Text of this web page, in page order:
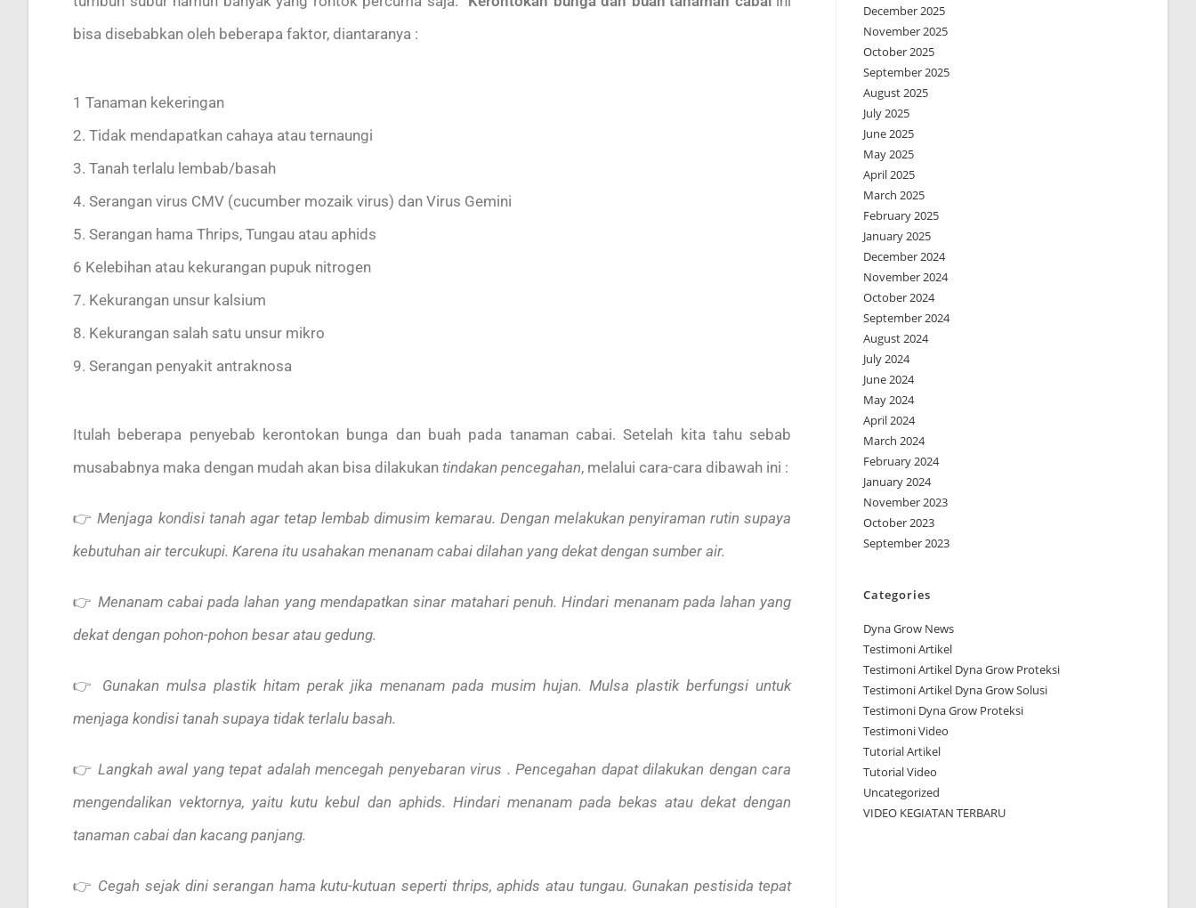
bisa disebabkan oleh beberapa faktor, diantaranya :
1 Tanaman kekeringan
2. Tidak mendapatkan cahaya atau ternaungi
3. Tanah terlalu lembab/basah
4. Serangan virus CMV (cucumber mozaik virus) dan Virus Gemini
5. Serangan hama Thrips, Tungau atau aphids
6 Kelebihan atau kekurangan pupuk nitrogen
7. Kekurangan unsur kalsium
8. Kekurangan salah satu unsur mikro
9. Serangan penyakit antraknosa
Itulah beberapa penyebab kerontokan bunga dan buah pada tanaman cabai. Setelah kita tahu sebab
musababnya maka dengan mudah akan bisa dilakukan tindakan pencegahan, melalui cara-cara dibawah ini :
👉Menjaga kondisi tanah agar tetap lembab dimusim kemarau. Dengan melakukan penyiraman rutin supaya
kebutuhan air tercukupi. Karena itu usahakan menanam cabai dilahan yang dekat dengan sumber air.
👉 Menanam cabai pada lahan yang mendapatkan sinar matahari penuh. Hindari menanam pada lahan yang
dekat dengan pohon-pohon besar atau gedung.
👉 Gunakan mulsa plastik hitam perak jika menanam pada musim hujan. Mulsa plastik berfungsi untuk
menjaga kondisi tanah supaya tidak terlalu basah.
👉 Langkah awal yang tepat adalah mencegah penyebaran virus . Pencegahan dapat dilakukan dengan cara
mengendalikan vektornya, yaitu kutu kebul dan aphids. Hindari menanam pada bekas atau dekat dengan
tanaman cabai dan kacang panjang.
👉 Cegah sejak dini serangan hama kutu-kutuan seperti thrips, aphids atau tungau. Gunakan pestisida tepat
December 2025
November 2025
October 2025
September 2025
August 2025
July 2025
June 2025
May 2025
April 2025
March 2025
February 2025
January 2025
December 2024
November 2024
October 2024
September 2024
August 2024
July 2024
June 2024
May 2024
April 2024
March 2024
February 2024
January 2024
November 2023
October 2023
September 2023
Categories
Dyna Grow News
Testimoni Artikel
Testimoni Artikel Dyna Grow Proteksi
Testimoni Artikel Dyna Grow Solusi
Testimoni Dyna Grow Proteksi
Testimoni Video
Tutorial Artikel
Tutorial Video
Uncategorized
VIDEO KEGIATAN TERBARU